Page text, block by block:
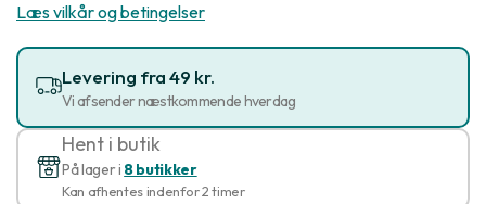
Læs vilkår og betingelser
Levering fra 49 kr.
Vi afsender næstkommende hverdag
Hent i butik
På lager i 8 butikker
Kan afhentes indenfor 2 timer